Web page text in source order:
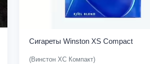
Сигареты Winston XS Compact
(Винстон ХС Компакт)